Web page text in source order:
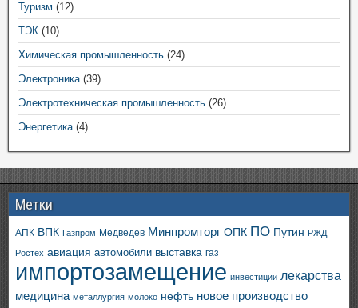
Туризм (12)
ТЭК (10)
Химическая промышленность (24)
Электроника(39)
Электротехническая промышленность (26)
Энергетика(4)
Метки
АПК ВПК Газпром Медведев Минпромторг ОПК ПО Путин РЖД
Ростех авиация автомобили выставка газ
импортозамещение инвестиции лекарства
медицина металлургия молоко нефть новое производство